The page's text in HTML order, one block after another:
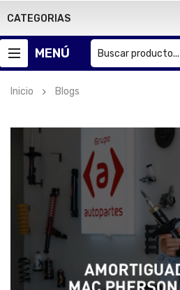
CATEGORIAS
MENÚ
Inicio Blogs